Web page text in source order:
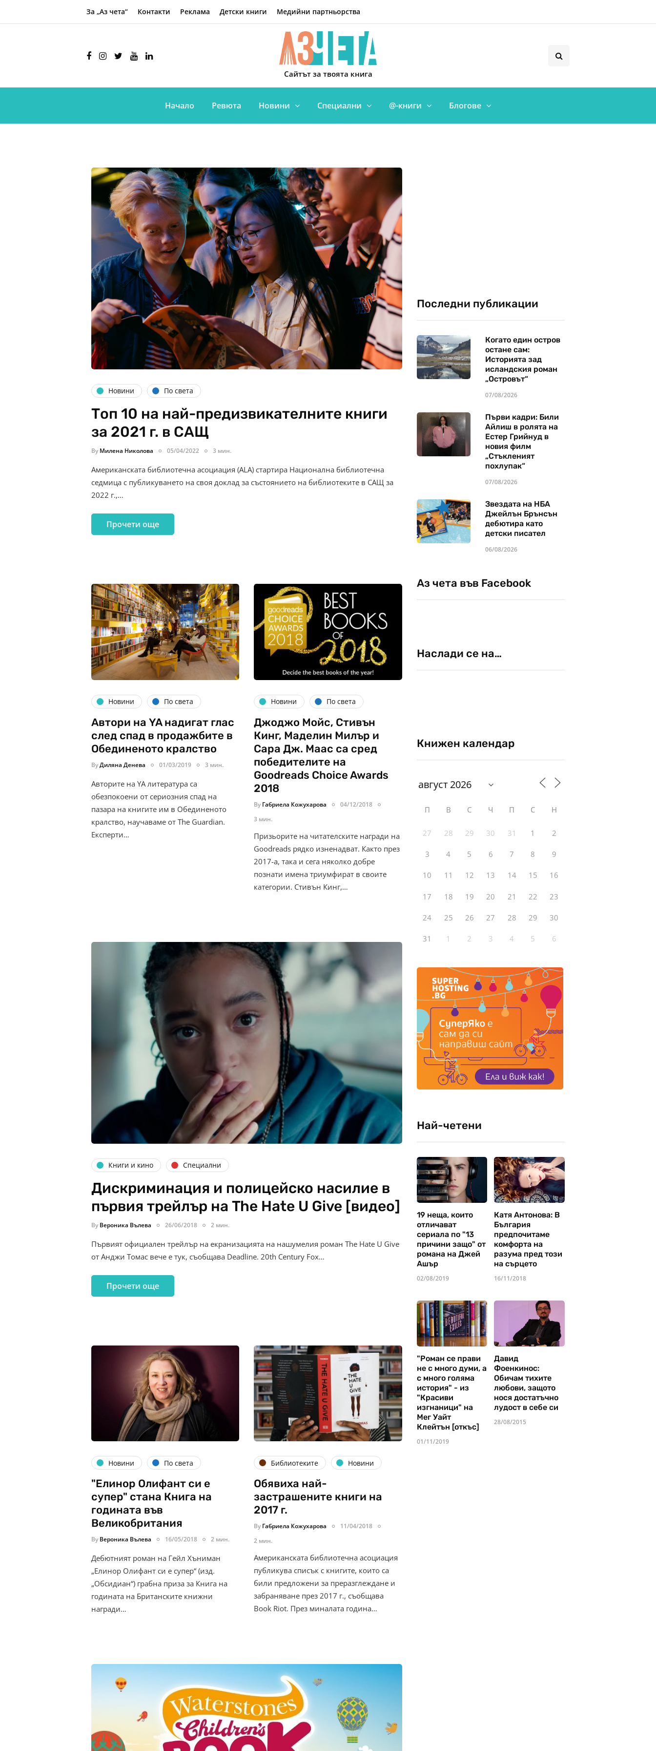
За „Аз чета“ Контакти Реклама Детски книги Медийни партньорства
Сайтът за твоята книга
Начало Ревюта Новини Специални @-книги Блогове
Новини По света
Топ 10 на най-предизвикателните книги
за 2021 г. в САЩ
By Милена Николова 05/04/2022 3 мин.
Американската библиотечна асоциация (АLA) стартира Национална библиотечна
седмица с публикуването на своя доклад за състоянието на библиотеките в САЩ за
2022 г.,…
Прочети още
Новини По света
Автори на YA надигат глас
след спад в продажбите в
Обединеното кралство
ByДиляна Денева 01/03/2019 3 мин.
Авторите на YA литература са
обезпокоени от сериозния спад на
пазара на книгите им в Обединеното
кралство, научаваме от The Guardian.
Експерти…
Новини По света
Джоджо Мойс, Стивън
Кинг, Маделин Милър и
Сара Дж. Маас са сред
победителите на
Goodreads Choice Awards
2018
By Габриела Кожухарова
04/12/2018
3 мин.
Призьорите на читателските награди на
Goodreads рядко изненадват. Както през
2017-а, така и сега няколко добре
познати имена триумфират в своите
категории. Стивън Кинг,…
Книги и кино Специални
Дискриминация и полицейско насилие в
първия трейлър на The Hate U Give [видео]
By Вероника Вълева 26/06/2018 2 мин.
Първият официален трейлър на екранизацията на нашумелия роман The Hate U Give
от Анджи Томас вече е тук, съобщава Deadline. 20th Century Fox…
Прочети още
Новини По света
"Елинор Олифант си е
супер" стана Книга на
годината във
Великобритания
By Вероника Вълева 16/05/2018 2 мин.
Дебютният роман на Гейл Хъниман
„Елинор Олифант си е супер“ (изд.
„Обсидиан“) грабна приза за Книга на
годината на Британските книжни
награди…
Библиотеките Новини
Обявиха най-
застрашените книги на
2017 г.
By Габриела Кожухарова
11/04/2018
2 мин.
Американската библиотечна асоциация
публикува списък с книгите, които са
били предложени за преразглеждане и
забраняване през 2017 г., съобщава
Book Riot. През миналата година…
Последни публикации
Когато един остров
остане сам:
Историята зад
исландския роман
„Островът“
07/08/2026
Първи кадри: Били
Айлиш в ролята на
Естер Грийнуд в
новия филм
„Стъкленият
похлупак“
07/08/2026
Звездата на НБА
Джейлън Брънсън
дебютира като
детски писател
06/08/2026
Аз чета във Facebook
Наслади се на…
Книжен календар
П В С Ч П С Н
27 28 29 30 31 1 2
3 4 5 6 7 8 9
10 11 12 13 14 15 16
17 18 19 20 21 22 23
24 25 26 27 28 29 30
31 1 2 3 4 5 6
Най-четени
19 неща, които
отличават
сериала по "13
причини защо" от
романа на Джей
Ашър
02/08/2019
Катя Антонова: В
България
предпочитаме
комфорта на
разума пред този
на сърцето
16/11/2018
"Роман се прави
не с много думи, а
с много голяма
история" - из
"Красиви
изгнаници" на
Мег Уайт
Клейтън [откъс]
01/11/2019
Давид
Фоенкинос:
Обичам тихите
любови, защото
нося достатъчно
лудост в себе си
28/08/2015